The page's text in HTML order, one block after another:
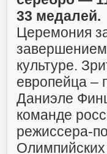
33 медалей.
Церемония
культуре.
европейца –
Даниэле
команде
режиссера-